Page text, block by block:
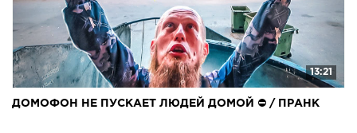
13:21
ДОМОФОН НЕ ПУСКАЕТ ЛЮДЕЙ ДОМОЙ ⛔ / ПРАНК